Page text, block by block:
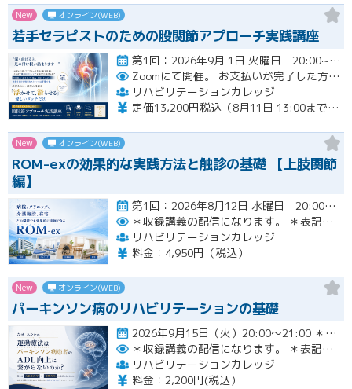
New オンライン(WEB)
若手セラピストのための股関節アプローチ実践講座
第1回：2026年9月 1日 火曜日 20:00~21:00 第2回：2026年9月15日 火曜日 20:00~2…開催
Zoomにて開催。
お支払いが完了した方のみzoomのリンクと資料が確認できるシステムとなっております。お支払いが確認できない場合は【自動キャンセル】となります。
リハビリテーションカレッジ
定価13,200円税込（8月11日 13:00までのお申し込みにて3,300円オフでご受講いただけます）
New オンライン(WEB)
ROM-exの効果的な実践方法と触診の基礎 【上肢関節
編】
第1回：2026年8月12日 水曜日 20:00~21:00 第2回：2026年8月19日 水曜日 20:00~21…開催
＊収録講義の配信になります。
＊表記された日時に限定して配信します。
リハビリテーションカレッジ
料金：4,950円（税込）
New オンライン(WEB)
パーキンソン病のリハビリテーションの基礎
2026年9月15日（火）20:00〜21:00 ＊収録講義の配信になります。 ＊表記された日時に限定して…開催
＊収録講義の配信になります。
＊表記された日時に限定して配信します。
リハビリテーションカレッジ
料金：2,200円(税込）